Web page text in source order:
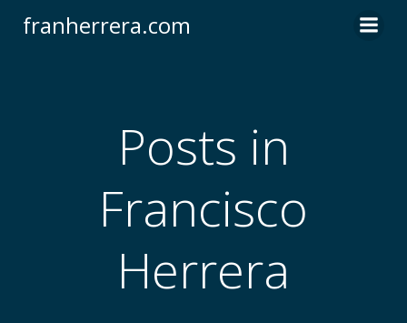
franherrera.com
Posts in
Francisco
Herrera